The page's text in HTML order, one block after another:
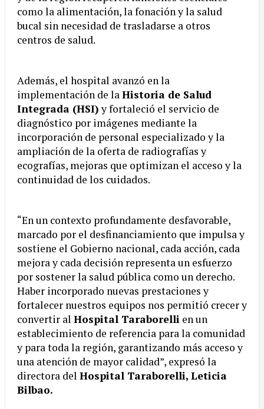
como la alimentación, la fonación y la salud
bucal sin necesidad de trasladarse a otros
centros de salud.
Además, el hospital avanzó en la
implementación de laHistoria de Salud
Integrada (HSI)y fortaleció el servicio de
diagnóstico por imágenes mediante la
incorporación de personal especializado y la
ampliación de la oferta de radiografías y
ecografías, mejoras que optimizan el acceso y la
continuidad de los cuidados.
“En un contexto profundamente desfavorable,
marcado por el desfinanciamiento que impulsa y
sostiene el Gobierno nacional, cada acción, cada
mejora y cada decisión representa un esfuerzo
por sostener la salud pública como un derecho.
Haber incorporado nuevas prestaciones y
fortalecer nuestros equipos nos permitió crecer y
convertir al Hospital Taraborelli en un
establecimiento de referencia para la comunidad
y para toda la región, garantizando más acceso y
una atención de mayor calidad”, expresó la
directora del Hospital Taraborelli, Leticia
Bilbao.